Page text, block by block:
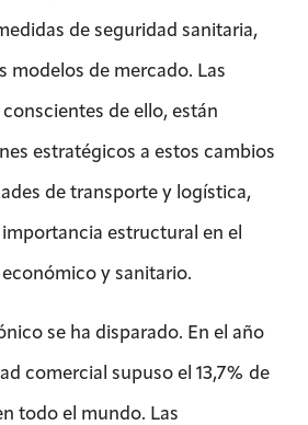
de seguridad sanitaria,
modelos de mercado. Las
de ello, están
estratégicos a estos cambios
de transporte y logística,
estructural en el
y sanitario.
se ha disparado. En el año
comercial supuso el 13,7% de
todo el mundo. Las